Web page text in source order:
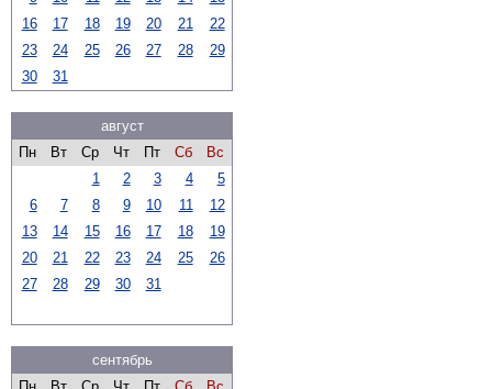
16
17 18 19 20 21
22
23
24 25 26 27 28
29
30
31
август
Пн
Вт Ср Чт Пт Сб
Вс
1
2 3 4
5
6
7 8 9 10 11
12
13
14 15 16 17 18
19
20
21 22 23 24 25
26
27
28 29 30 31
сентябрь